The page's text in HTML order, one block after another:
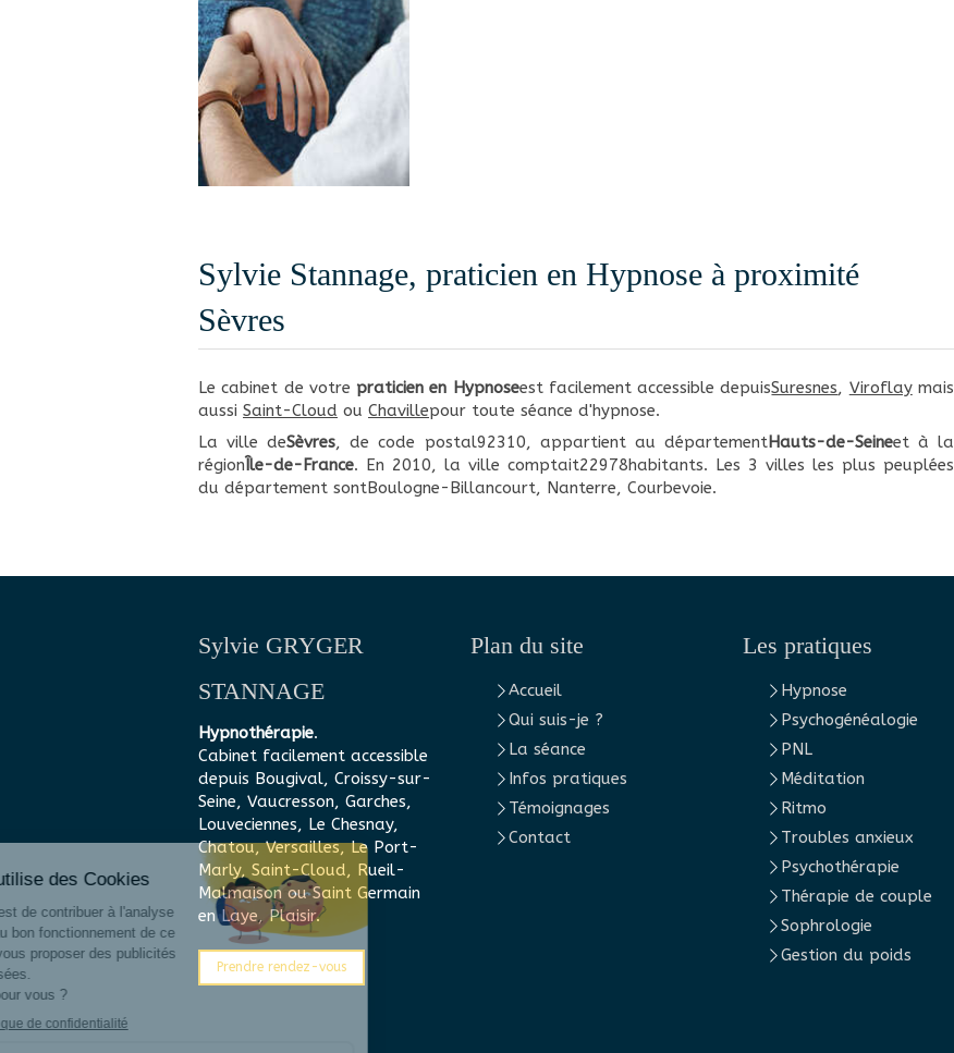
Sylvie Stannage, praticien en Hypnose à proximité
Sèvres
Le cabinet de votre praticien en Hypnoseest facilement accessible depuisSuresnes, Viroflaymais
aussi Saint-Cloud ou Chavillepour toute séance d'hypnose.
La ville deSèvres, de code postal92310, appartient au départementHauts-de-Seineet à la
région Île-de-France. En 2010, la ville comptait22978habitants. Les 3 villes les plus peuplées
du département sontBoulogne-Billancourt, Nanterre, Courbevoie.
Sylvie GRYGER
STANNAGE
Hypnothérapie.
Cabinet facilement accessible
depuis Bougival, Croissy-sur-
Seine, Vaucresson, Garches,
Louveciennes, Le Chesnay,
Chatou, Versailles, Le Port-
Marly, Saint-Cloud, Rueil-
Malmaison ou Saint Germain
en Laye, Plaisir.
Prendre rendez-vous
Plan du site
Accueil
Qui suis-je ?
La séance
Infos pratiques
Témoignages
Contact
Les pratiques
Hypnose
Psychogénéalogie
PNL
Méditation
Ritmo
Troubles anxieux
Psychothérapie
Thérapie de couple
Sophrologie
Gestion du poids